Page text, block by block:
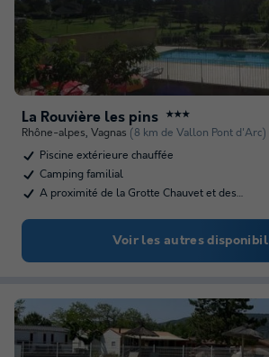
La Rouvière les pins ★★★
Rhône-alpes, Vagnas (8 km de Vallon Pont d'Arc)
Piscine extérieure chauffée
Camping familial
A proximité de la Grotte Chauvet et des…
Voir les autres